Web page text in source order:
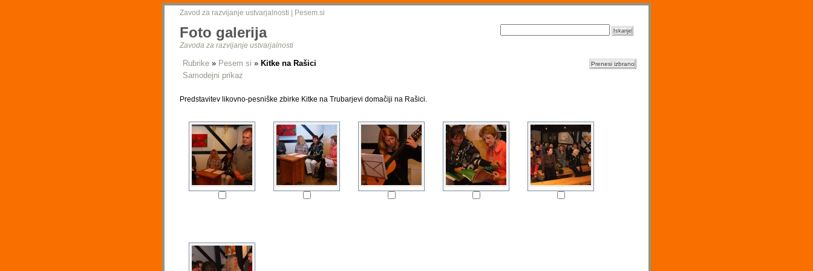
Zavod za razvijanje ustvarjalnosti Pesem.si
Foto galerija
Zavoda za razvijanje ustvarjalnosti
Rubrike » Pesem si » Kitke na Rašici
Samodejni prikaz
Predstavitev likovno-pesniške zbirke Kitke na Trubarjevi domačiji na Rašici.